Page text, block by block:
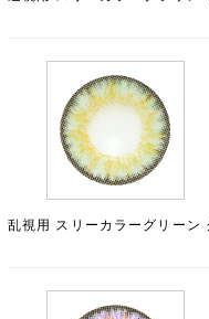
乱視用 スリーカラーグリーン